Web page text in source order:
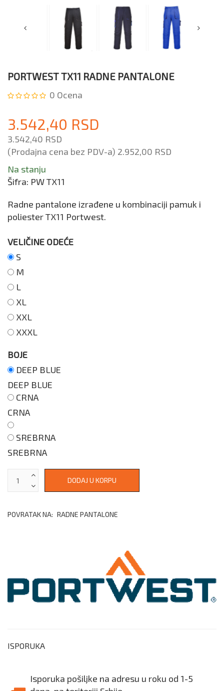
PORTWEST TX11 RADNE PANTALONE
0 Ocena
3.542,40 RSD
3.542,40 RSD
(Prodajna cena bez PDV-a) 2.952,00 RSD
Na stanju
Šifra: PW TX11
Radne pantalone izrađene u kombinaciji pamuk i
poliester TX11 Portwest.
VELIČINE ODEĆE
S
M
L
XL
XXL
XXXL
BOJE
DEEP BLUE
DEEP BLUE
CRNA
CRNA
SREBRNA
SREBRNA
POVRATAK NA: RADNE PANTALONE
ISPORUKA
Isporuka pošiljke na adresu u roku od 1-5